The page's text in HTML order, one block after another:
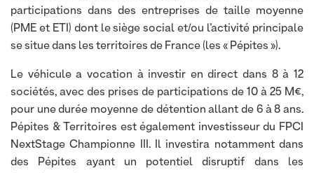
participations dans des entreprises de taille moyenne
(PME et ETI) dont le siège social et/ou l’activité principale
se situe dans les territoires de France (les « Pépites »).
Le véhicule a vocation à investir en direct dans 8 à 12
sociétés, avec des prises de participations de 10 à 25 M€,
pour une durée moyenne de détention allant de 6 à 8 ans.
Pépites & Territoires est également investisseur du FPCI
NextStage Championne III. Il investira notamment dans
des Pépites ayant un potentiel disruptif dans les